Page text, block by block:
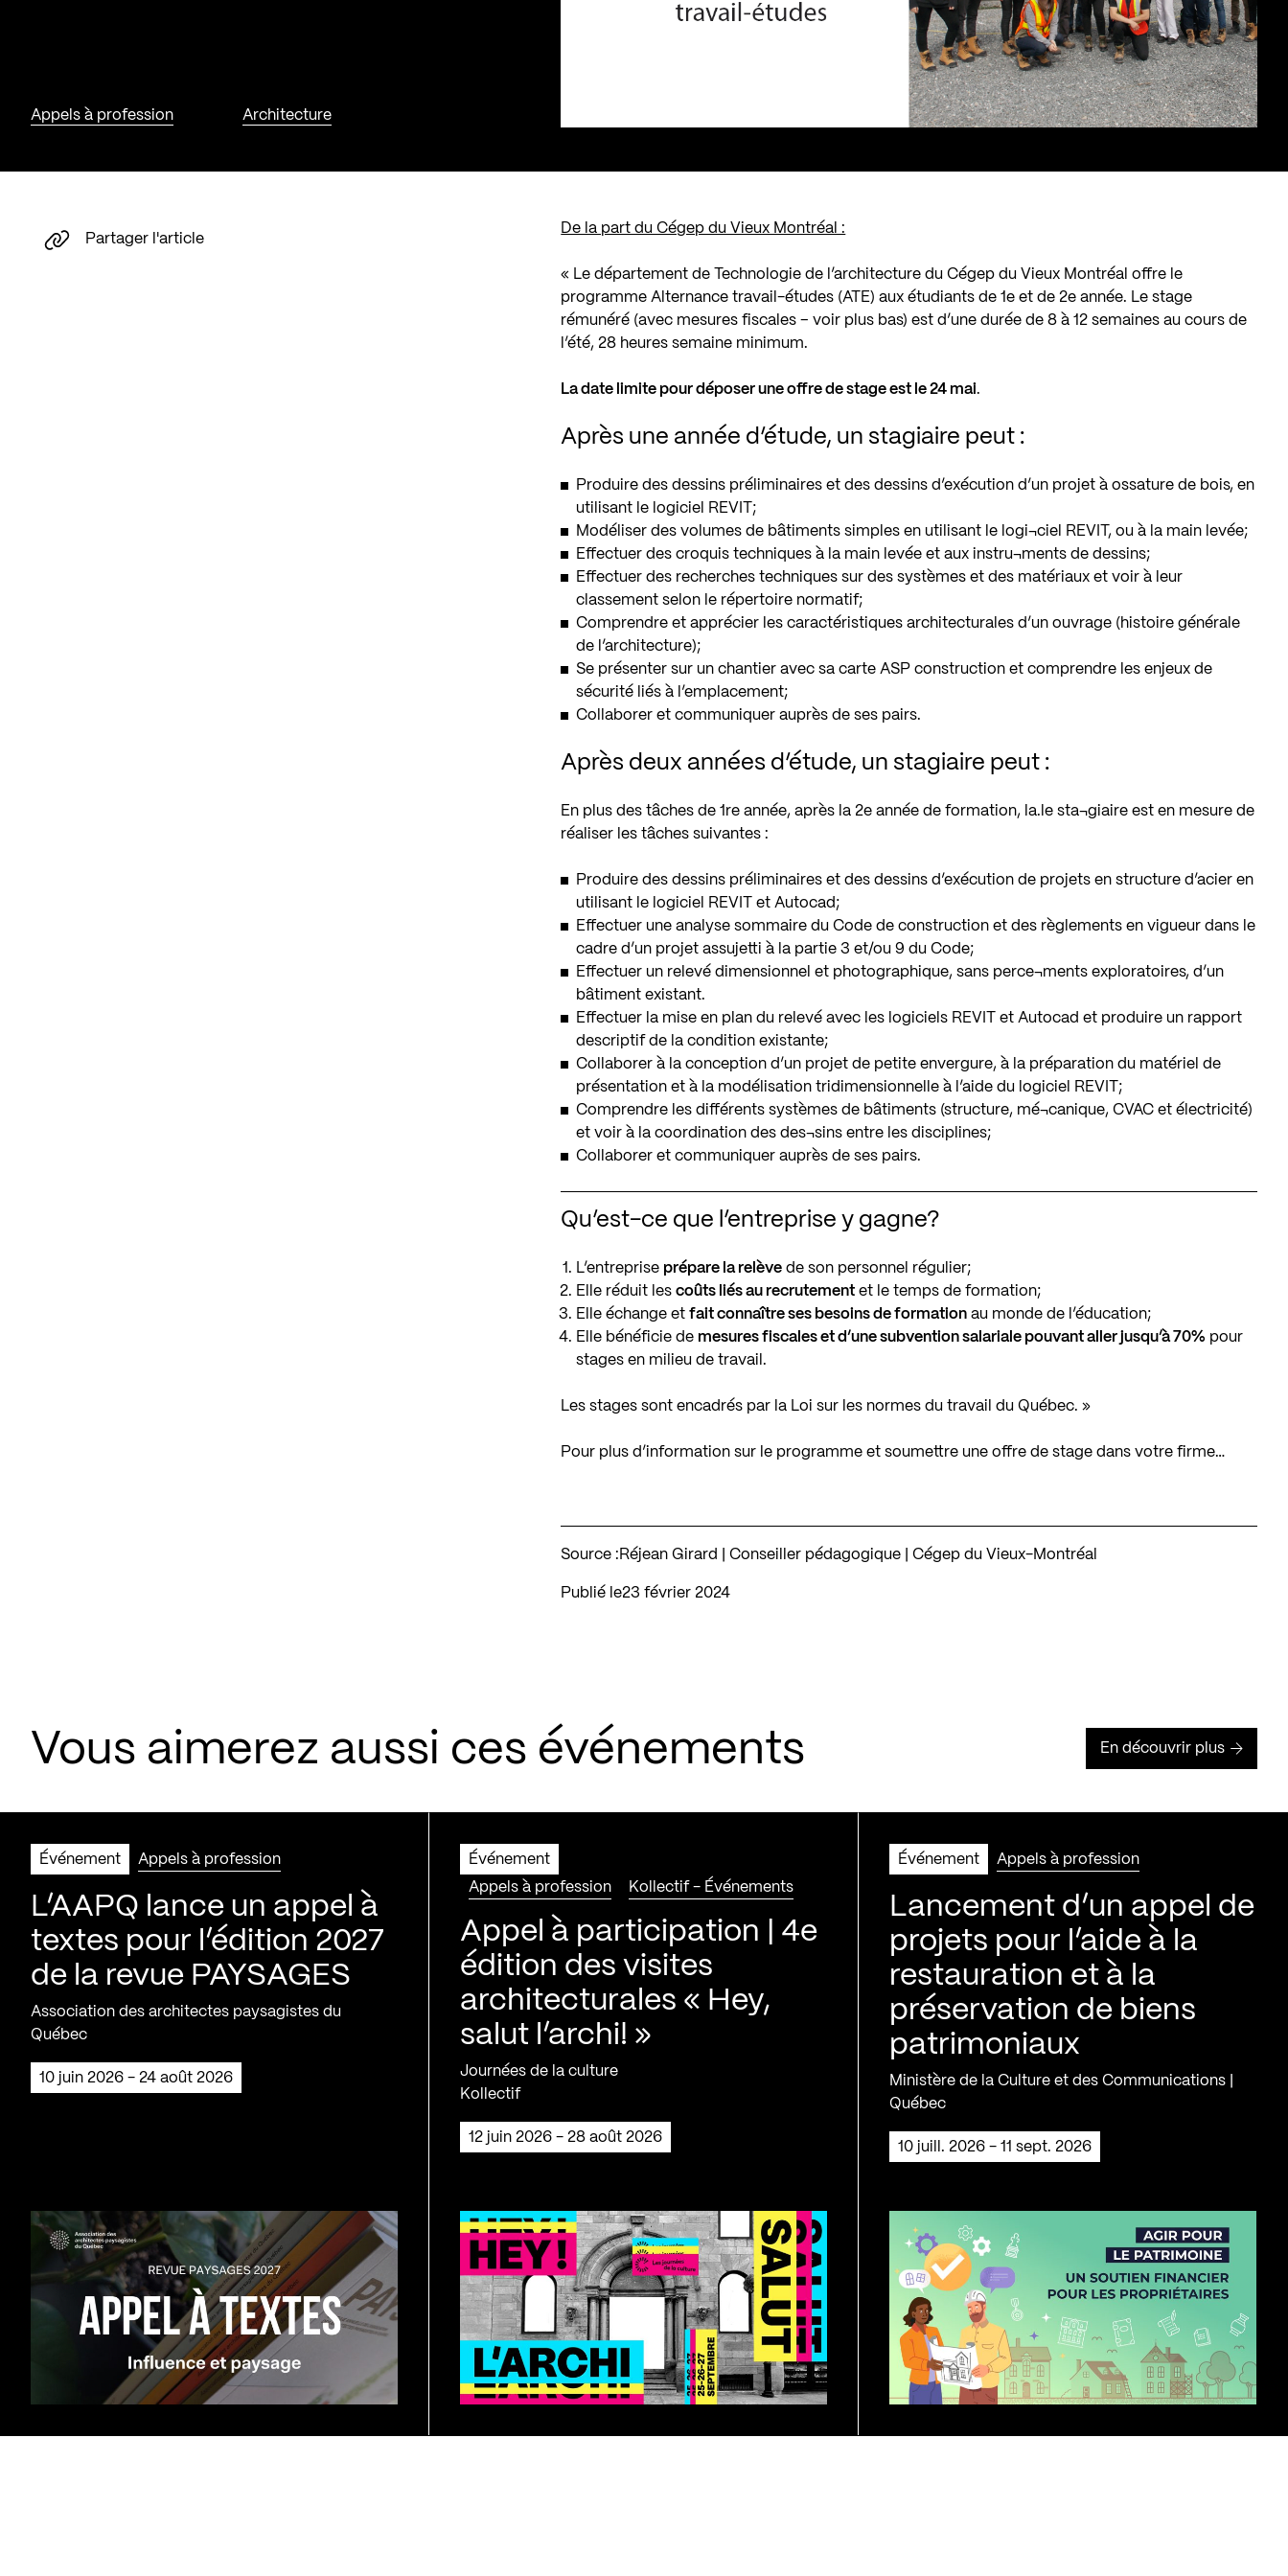
Appels à profession Architecture
De la part du Cégep du Vieux Montréal :
« Le département de Technologie de l’architecture du Cégep du Vieux Montréal offre le
programme Alternance travail-études (ATE) aux étudiants de 1e et de 2e année. Le stage
rémunéré (avec mesures fiscales – voir plus bas) est d’une durée de 8 à 12 semaines au cours de
l’été, 28 heures semaine minimum.
La date limite pour déposer une offre de stage est le 24 mai.
Après une année d’étude, un stagiaire peut :
Produire des dessins préliminaires et des dessins d’exécution d’un projet à ossature de bois, en
utilisant le logiciel REVIT;
Modéliser des volumes de bâtiments simples en utilisant le logi¬ciel REVIT, ou à la main levée;
Effectuer des croquis techniques à la main levée et aux instru¬ments de dessins;
Effectuer des recherches techniques sur des systèmes et des matériaux et voir à leur
classement selon le répertoire normatif;
Comprendre et apprécier les caractéristiques architecturales d’un ouvrage (histoire générale
de l’architecture);
Se présenter sur un chantier avec sa carte ASP construction et comprendre les enjeux de
sécurité liés à l’emplacement;
Collaborer et communiquer auprès de ses pairs.
Après deux années d’étude, un stagiaire peut :
En plus des tâches de 1re année, après la 2e année de formation, la.le sta¬giaire est en mesure de
réaliser les tâches suivantes :
Produire des dessins préliminaires et des dessins d’exécution de projets en structure d’acier en
utilisant le logiciel REVIT et Autocad;
Effectuer une analyse sommaire du Code de construction et des règlements en vigueur dans le
cadre d’un projet assujetti à la partie 3 et/ou 9 du Code;
Effectuer un relevé dimensionnel et photographique, sans perce¬ments exploratoires, d’un
bâtiment existant.
Effectuer la mise en plan du relevé avec les logiciels REVIT et Autocad et produire un rapport
descriptif de la condition existante;
Collaborer à la conception d’un projet de petite envergure, à la préparation du matériel de
présentation et à la modélisation tridimensionnelle à l’aide du logiciel REVIT;
Comprendre les différents systèmes de bâtiments (structure, mé¬canique, CVAC et électricité)
et voir à la coordination des des¬sins entre les disciplines;
Collaborer et communiquer auprès de ses pairs.
Qu’est-ce que l’entreprise y gagne?
L’entreprise prépare la relève de son personnel régulier;
Elle réduit lescoûts liés au recrutement et le temps de formation;
Elle échange etfait connaître ses besoins de formation au monde de l’éducation;
Elle bénéficie de mesures fiscales et d’une subvention salariale pouvant aller jusqu’à 70% pour
stages en milieu de travail.
Les stages sont encadrés par la Loi sur les normes du travail du Québec. »
Pour plus d’information sur le programme et soumettre une offre de stage dans votre firme…
Source : Réjean Girard | Conseiller pédagogique | Cégep du Vieux-Montréal
Publié le 23 février 2024
Partager l'article
Vous aimerez aussi ces événements En découvrir plus
Événement Appels à profession
L’AAPQ lance un appel à
textes pour l’édition 2027
de la revue PAYSAGES
Association des architectes paysagistes du
Québec
10 juin 2026 - 24 août 2026
Événement
Appels à profession
Kollectif - Événements
Appel à participation | 4e
édition des visites
architecturales « Hey,
salut l’archi! »
Journées de la culture
Kollectif
12 juin 2026 - 28 août 2026
Événement Appels à profession
Lancement d’un appel de
projets pour l’aide à la
restauration et à la
préservation de biens
patrimoniaux
Ministère de la Culture et des Communications |
Québec
10 juill. 2026 - 11 sept. 2026